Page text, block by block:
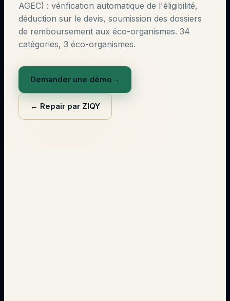
AGEC) : vérification automatique de l'éligibilité,
déduction sur le devis, soumission des dossiers
de remboursement aux éco-organismes. 34
catégories, 3 éco-organismes.
Demander une démo →
← Repair par ZIQY